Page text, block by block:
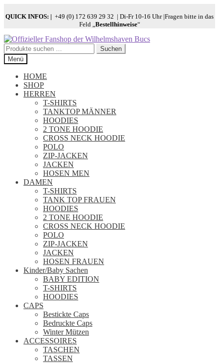
QUICK INFOS: | +49 (0) 172 639 29 32 | Di-Fr 10-16 Uhr |Fragen bitte in das
Feld „Bestellhinweise“
Zur
Navigation
springen
Zum
Inhalt
springen
Suchen
nach:
Suchen
Menü
HOME
SHOP
HERREN
T-SHIRTS
TANKTOP MÄNNER
HOODIES
2 TONE HOODIE
CROSS NECK HOODIE
POLO
ZIP-JACKEN
JACKEN
HOSEN MEN
DAMEN
T-SHIRTS
TANK TOP FRAUEN
HOODIES
2 TONE HOODIE
CROSS NECK HOODIE
POLO
ZIP-JACKEN
JACKEN
HOSEN FRAUEN
Kinder/Baby Sachen
BABY EDITION
T-SHIRTS
HOODIES
CAPS
Bestickte Caps
Bedruckte Caps
Winter Mützen
ACCESSOIRES
TASCHEN
TASSEN